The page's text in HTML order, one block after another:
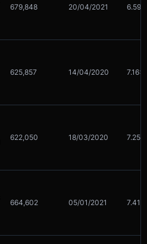
679,848 20/04/2021
625,857 14/04/2020
622,050 18/03/2020
664,602 05/01/2021